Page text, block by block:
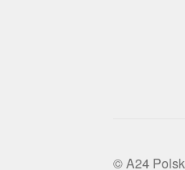
© A24